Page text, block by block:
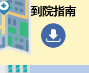
到院指南